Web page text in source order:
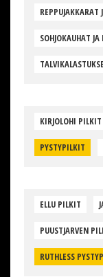
SOHJOKAUHAT
KIRJOLOHI PILKIT
PYSTYPILKIT
ELLU PILKIT
PUUSTJARVEN
RUTHLESS